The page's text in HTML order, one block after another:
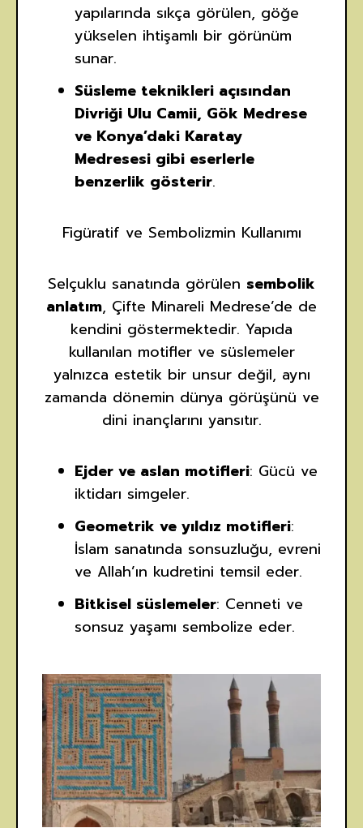
yapılarında sıkça görülen, göğe
yükselen ihtişamlı bir görünüm
sunar.
Süsleme teknikleri açısından
Divriği Ulu Camii, Gök Medrese
ve Konya’daki Karatay
Medresesi gibi eserlerle
benzerlik gösterir.
Figüratif ve Sembolizmin Kullanımı
Selçuklu sanatında görülen sembolik
anlatım, Çifte Minareli Medrese’de de
kendini göstermektedir. Yapıda
kullanılan motifler ve süslemeler
yalnızca estetik bir unsur değil, aynı
zamanda dönemin dünya görüşünü ve
dini inançlarını yansıtır.
Ejder ve aslan motifleri: Gücü ve
iktidarı simgeler.
Geometrik ve yıldız motifleri:
İslam sanatında sonsuzluğu, evreni
ve Allah’ın kudretini temsil eder.
Bitkisel süslemeler: Cenneti ve
sonsuz yaşamı sembolize eder.